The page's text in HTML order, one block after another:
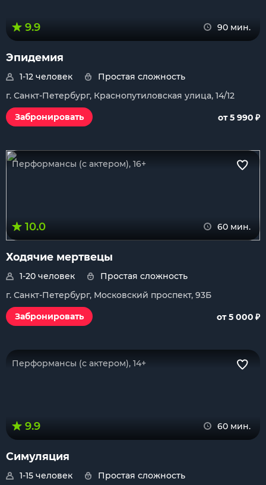
9.9 90 мин.
Эпидемия
1-12 человек
Простая сложность
г. Санкт-Петербург, Краснопутиловская улица, 14/12
Забронировать
от 5 990 ₽
Перформансы (с актером), 16+
10.0 60 мин.
Ходячие мертвецы
1-20 человек
Простая сложность
г. Санкт-Петербург, Московский проспект, 93Б
Забронировать
от 5 000 ₽
Перформансы (с актером), 14+
9.9 60 мин.
Симуляция
1-15 человек
Простая сложность